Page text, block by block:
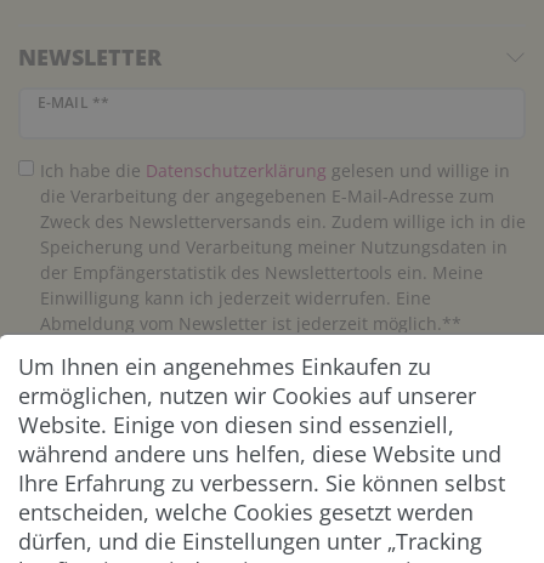
NEWSLETTER
E-MAIL **
Newsletter Honig
Ich habe die Daten­schutz­erklärung gelesen und willige in
die Verarbeitung der angegebenen E-Mail-Adresse zum
Zweck des Newsletterversands ein. Zudem willige ich in die
Speicherung und Verarbeitung meiner Nutzungsdaten in
der Empfängerstatistik des Newslettertools ein. Meine
Einwilligung kann ich jederzeit widerrufen. Eine
Abmeldung vom Newsletter ist jederzeit möglich.**
Abonnieren
** Hierbei handelt es sich um ein Pflichtfeld.
ZAHLUNG & VERSAND
Um Ihnen ein angenehmes Einkaufen zu
ermöglichen, nutzen wir Cookies auf unserer
Website. Einige von diesen sind essenziell,
während andere uns helfen, diese Website und
Ihre Erfahrung zu verbessern. Sie können selbst
entscheiden, welche Cookies gesetzt werden
dürfen, und die Einstellungen unter „Tracking